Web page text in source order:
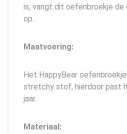
is, vangt dit oefenbroekje de
op.
Maatvoering:
Het HappyBear
stretchy stof, hierdoor past
jaar.
Materiaal: